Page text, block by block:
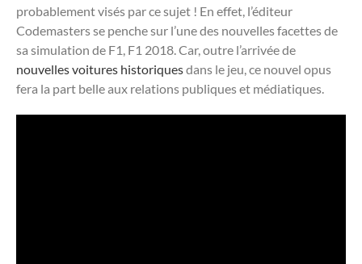
probablement visés par ce sujet ! En effet, l’éditeur
Codemasters se penche sur l’une des nouvelles facettes de
sa simulation de F1, F1 2018.Car, outre l’arrivée de
nouvelles voitures historiquesdans le jeu, ce nouvel opus
fera la part belle aux relations publiques et médiatiques.